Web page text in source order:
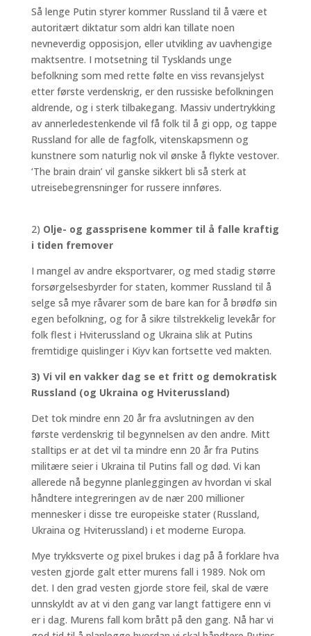
Så lenge Putin styrer kommer Russland til å være et
autoritært diktatur som aldri kan tillate noen
nevneverdig opposisjon, eller utvikling av uavhengige
maktsentre. I motsetning til Tysklands unge
befolkning som med rette følte en viss revansjelyst
etter første verdenskrig, er den russiske befolkningen
aldrende, og i sterk tilbakegang. Massiv undertrykking
av annerledestenkende vil få folk til å gi opp, og tappe
Russland for alle de fagfolk, vitenskapsmenn og
kunstnere som naturlig nok vil ønske å flykte vestover.
‘The brain drain’ vil ganske sikkert bli så sterk at
utreisebegrensninger for russere innføres.
2) Olje- og gassprisene kommer til å falle kraftig
i tiden fremover
I mangel av andre eksportvarer, og med stadig større
forsørgelsesbyrder for staten, kommer Russland til å
selge så mye råvarer som de bare kan for å brødfø sin
egen befolkning, og for å sikre tilstrekkelig levekår for
folk flest i Hviterussland og Ukraina slik at Putins
fremtidige quislinger i Kiyv kan fortsette ved makten.
3) Vi vil en vakker dag se et fritt og demokratisk
Russland (og Ukraina og Hviterussland)
Det tok mindre enn 20 år fra avslutningen av den
første verdenskrig til begynnelsen av den andre. Mitt
stalltips er at det vil ta mindre enn 20 år fra Putins
militære seier i Ukraina til Putins fall og død. Vi kan
allerede nå begynne planleggingen av hvordan vi skal
håndtere integreringen av de nær 200 millioner
mennesker i disse tre europeiske stater (Russland,
Ukraina og Hviterussland) i et moderne Europa.
Mye trykksverte og pixel brukes i dag på å forklare hva
vesten gjorde galt etter murens fall i 1989. Nok om
det. I den grad vesten gjorde store feil, skal de være
unnskyldt av at vi den gang var langt fattigere enn vi
er i dag. Murens fall kom brått på den gang. Nå har vi